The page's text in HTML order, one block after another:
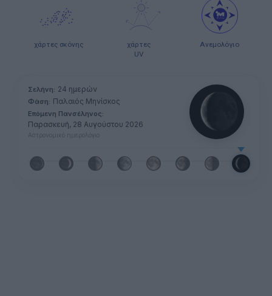
χάρτες σκόνης
χάρτες
UV
Ανεμολόγιο
Σελήνη: 24 ημερών
Φάση: Παλαιός Μηνίσκος
Επόμενη Πανσέληνος:
Παρασκευή, 28 Αυγούστου 2026
Αστρονομικό ημερολόγιο